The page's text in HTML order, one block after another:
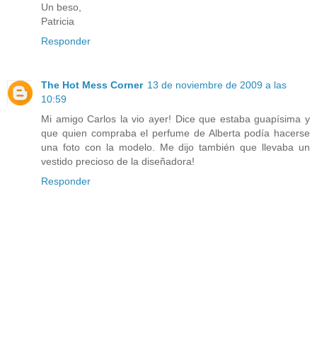
Un beso,
Patricia
Responder
The Hot Mess Corner 13 de noviembre de 2009 a las
10:59
Mi amigo Carlos la vio ayer! Dice que estaba guapísima y
que quien compraba el perfume de Alberta podía hacerse
una foto con la modelo. Me dijo también que llevaba un
vestido precioso de la diseñadora!
Responder